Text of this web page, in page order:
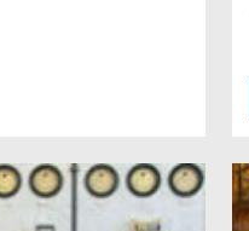
Vorgänge und Materialien